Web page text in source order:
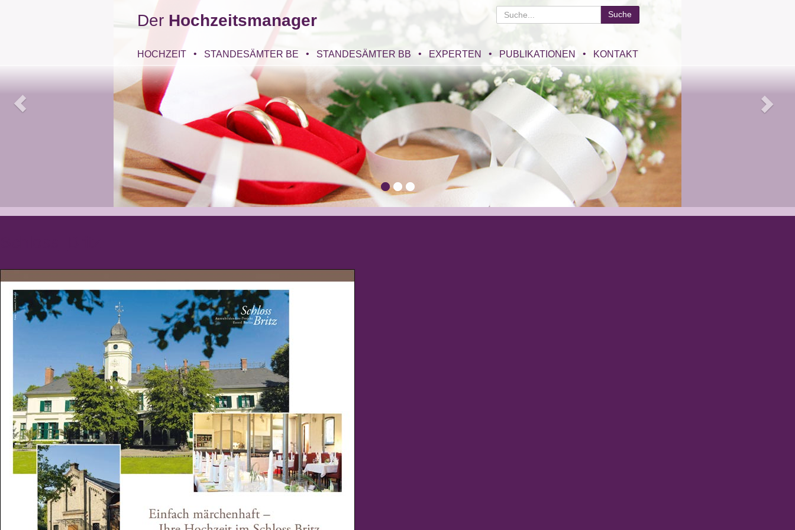
Der Hochzeitsmanager
HOCHZEIT STANDESÄMTER BE STANDESÄMTER BB EXPERTEN PUBLIKATIONEN KONTAKT